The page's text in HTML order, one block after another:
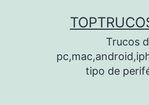
Trucos
tipo de